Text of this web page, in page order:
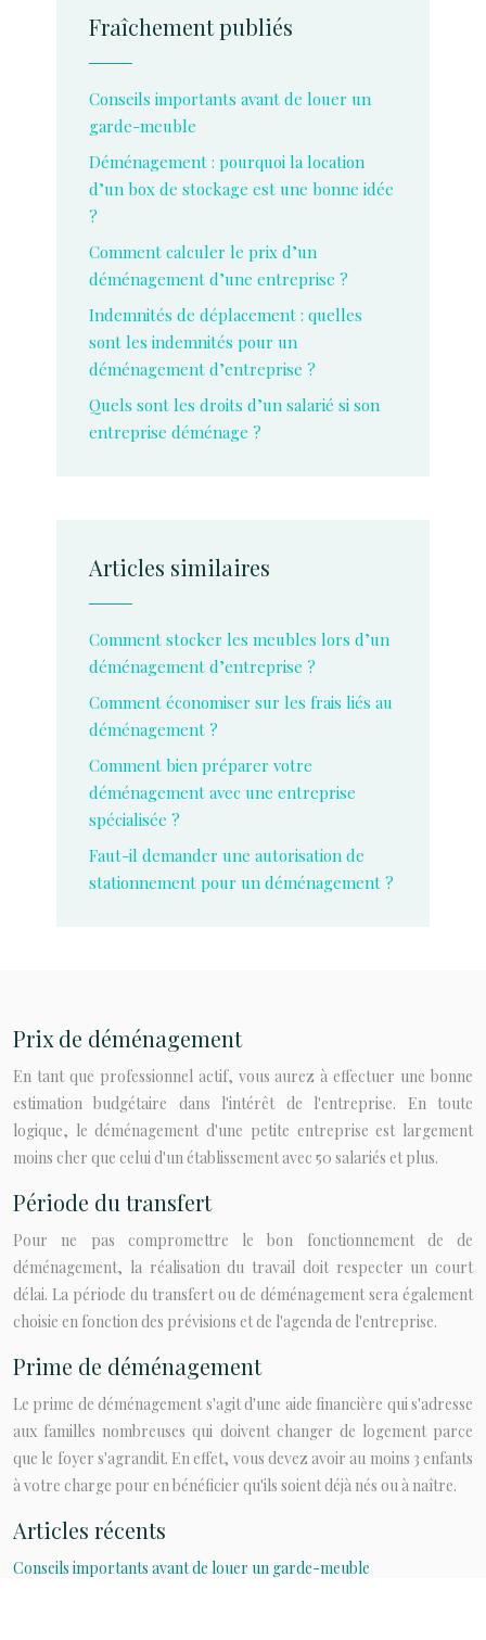
Fraîchement publiés
Conseils importants avant de louer un
garde-meuble
Déménagement : pourquoi la location
d’un box de stockage est une bonne idée
?
Comment calculer le prix d’un
déménagement d’une entreprise ?
Indemnités de déplacement : quelles
sont les indemnités pour un
déménagement d’entreprise ?
Quels sont les droits d’un salarié si son
entreprise déménage ?
Articles similaires
Comment stocker les meubles lors d’un
déménagement d’entreprise ?
Comment économiser sur les frais liés au
déménagement ?
Comment bien préparer votre
déménagement avec une entreprise
spécialisée ?
Faut-il demander une autorisation de
stationnement pour un déménagement ?
Prix de déménagement
En tant que professionnel actif, vous aurez à effectuer une bonne
estimation budgétaire dans l'intérêt de l'entreprise. En toute
logique, le déménagement d'une petite entreprise est largement
moins cher que celui d'un établissement avec 50 salariés et plus.
Période du transfert
Pour ne pas compromettre le bon fonctionnement de de
déménagement, la réalisation du travail doit respecter un court
délai. La période du transfert ou de déménagement sera également
choisie en fonction des prévisions et de l'agenda de l'entreprise.
Prime de déménagement
Le prime de déménagement s'agit d'une aide financière qui s'adresse
aux familles nombreuses qui doivent changer de logement parce
que le foyer s'agrandit. En effet, vous devez avoir au moins 3 enfants
à votre charge pour en bénéficier qu'ils soient déjà nés ou à naître.
Articles récents
Conseils importants avant de louer un garde-meuble